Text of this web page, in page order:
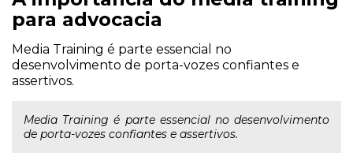
para advocacia
Media Training é parte essencial no
desenvolvimento de porta-vozes confiantes e
assertivos.
Media Training é parte essencial no desenvolvimento
de porta-vozes confiantes e assertivos.